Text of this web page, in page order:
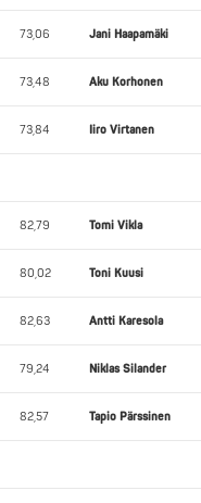
73,06 Jani Haapamäki
73,48 Aku Korhonen
73,84 Iiro Virtanen
82,79 Tomi Vikla
80,02 Toni Kuusi
82,63 Antti Karesola
79,24 Niklas Silander
82,57 Tapio Pärssinen